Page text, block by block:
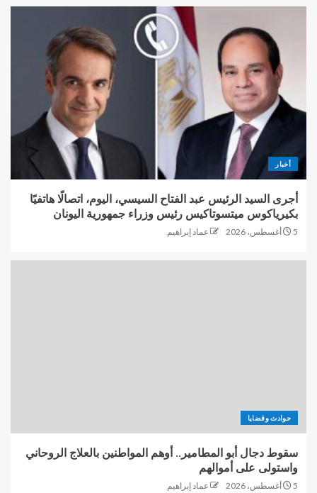
أخبار
أجرى السيد الرئيس عبد الفتاح السيسي، اليوم، اتصالًا هاتفيًا
بكيرياكوس ميتسوتاكيس رئيس وزراء جمهورية اليونان
5 أغسطس، 2026 عماد إبراهيم
حوادث وقضايا
سقوط دجال أبو المطامير.. أوهم المواطنين بالعلاج الروحاني
واستولى على أموالهم
5 أغسطس، 2026 عماد إبراهيم